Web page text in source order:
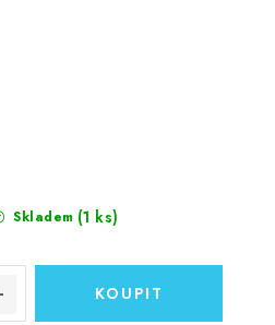
Skladem (1 ks)